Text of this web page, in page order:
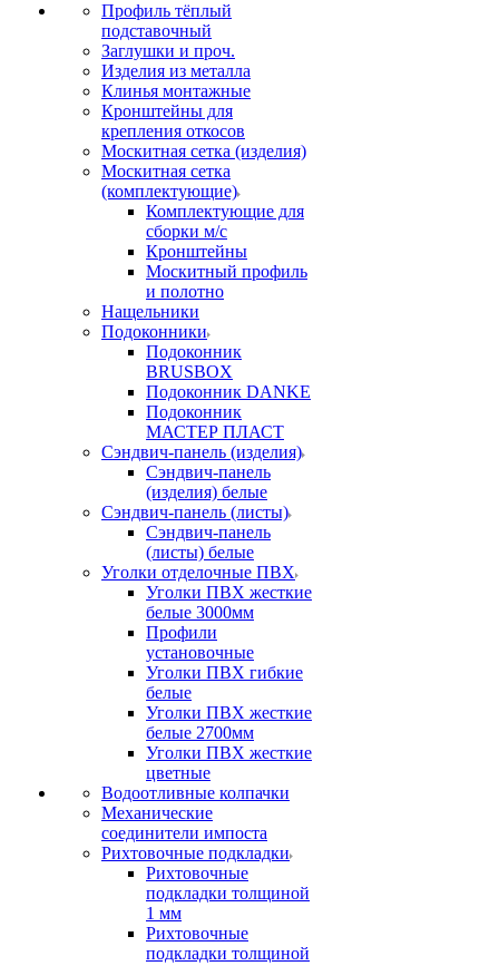
Профиль тёплый
подставочный
Заглушки и проч.
Изделия из металла
Клинья монтажные
Кронштейны для
крепления откосов
Москитная сетка (изделия)
Москитная сетка
(комплектующие)
Комплектующие для
сборки м/с
Кронштейны
Москитный профиль
и полотно
Нащельники
Подоконники
Подоконник
BRUSBOX
Подоконник DANKE
Подоконник
МАСТЕР ПЛАСТ
Сэндвич-панель (изделия)
Сэндвич-панель
(изделия) белые
Сэндвич-панель (листы)
Сэндвич-панель
(листы) белые
Уголки отделочные ПВХ
Уголки ПВХ жесткие
белые 3000мм
Профили
установочные
Уголки ПВХ гибкие
белые
Уголки ПВХ жесткие
белые 2700мм
Уголки ПВХ жесткие
цветные
Водоотливные колпачки
Механические
соединители импоста
Рихтовочные подкладки
Рихтовочные
подкладки толщиной
1 мм
Рихтовочные
подкладки толщиной